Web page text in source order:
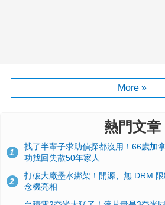
More »
熱門文章
1
找了半輩子求助偵探都沒用！66歲加
功找回失散50年家人
2
打破大廠墨水綁架！開源、無 DRM
念機亮相